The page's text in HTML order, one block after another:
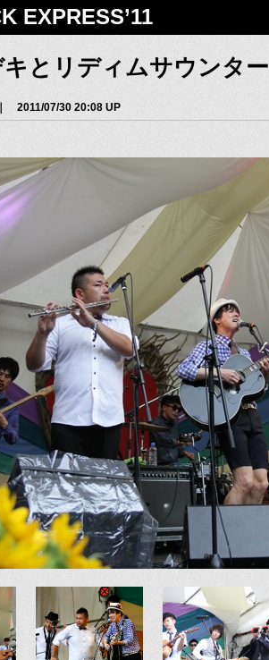
EXPRESS’11
とリディムサウンター
2011/07/30 20:08 UP